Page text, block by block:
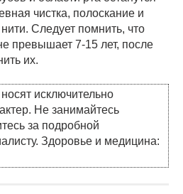
чистка, полоскание и
Следует помнить, что
превышает 7-15 лет, после
их.
исключительно
Не занимайтесь
за подробной
Здоровье и медицина: